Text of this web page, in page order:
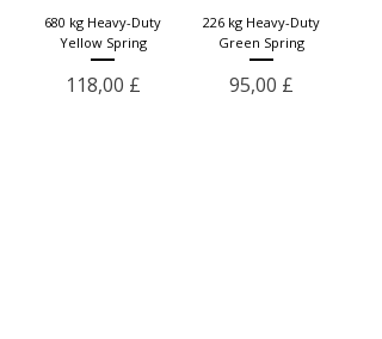
680 kg Heavy-Duty
Yellow Spring
Prezzo
118,00 £
226 kg Heavy-Duty
Green Spring
Prezzo
95,00 £